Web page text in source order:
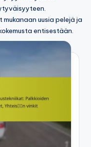
uusia pelejä ja
entisestään.